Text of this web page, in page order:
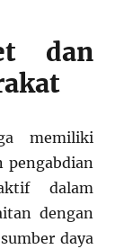
dan
memiliki
pengabdian
dalam
dengan
daya